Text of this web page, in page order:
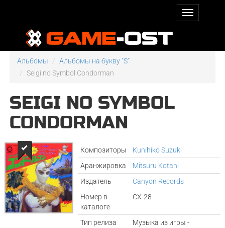
Альбомы
Альбомы на букву "S"
Seigi no Symbol Condorman
SEIGI NO SYMBOL
CONDORMAN
Композиторы
Kunihiko Suzuki
Аранжировка
Mitsuru Kotani
Издатель
Canyon Records
Номер в
каталоге
CX-28
Тип релиза
Музыка из игры -